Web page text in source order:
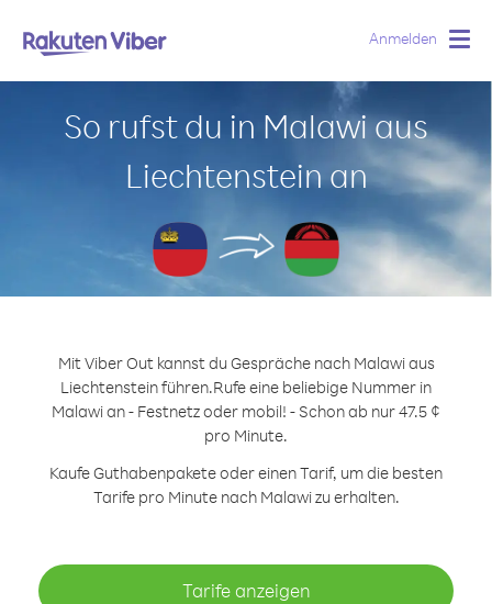
Anmelden
So rufst du in Malawi aus
Liechtenstein an
Mit Viber Out kannst du Gespräche nach Malawi aus
Liechtenstein führen.Rufe eine beliebige Nummer in
Malawi an - Festnetz oder mobil! - Schon ab nur 47.5 ¢
pro Minute.
Kaufe Guthabenpakete oder einen Tarif, um die besten
Tarife pro Minute nach Malawi zu erhalten.
Tarife anzeigen